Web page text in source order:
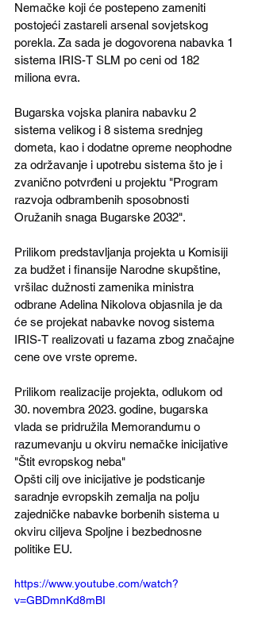
Nemačke koji će postepeno zameniti
postojeći zastareli arsenal sovjetskog
porekla. Za sada je dogovorena nabavka 1
sistema IRIS-T SLM po ceni od 182
miliona evra.
Bugarska vojska planira nabavku 2
sistema velikog i 8 sistema srednjeg
dometa, kao i dodatne opreme neophodne
za održavanje i upotrebu sistema što je i
zvanično potvrđeni u projektu "Program
razvoja odbrambenih sposobnosti
Oružanih snaga Bugarske 2032".
Prilikom predstavljanja projekta u Komisiji
za budžet i finansije Narodne skupštine,
vršilac dužnosti zamenika ministra
odbrane Adelina Nikolova objasnila je da
će se projekat nabavke novog sistema
IRIS-T realizovati u fazama zbog značajne
cene ove vrste opreme.
Prilikom realizacije projekta, odlukom od
30. novembra 2023. godine, bugarska
vlada se pridružila Memorandumu o
razumevanju u okviru nemačke inicijative
"Štit evropskog neba"
Opšti cilj ove inicijative je podsticanje
saradnje evropskih zemalja na polju
zajedničke nabavke borbenih sistema u
okviru ciljeva Spoljne i bezbednosne
politike EU.
https://www.youtube.com/watch?
v=GBDmnKd8mBI